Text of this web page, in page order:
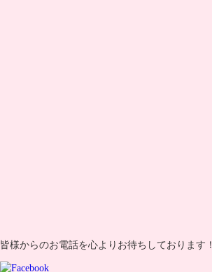
皆様からのお電話を心よりお待ちしております！